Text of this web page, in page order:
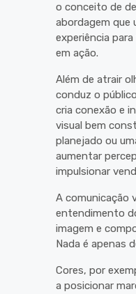
o conceito de
abordagem que
experiência
em ação.
Além de atrair
conduz o
cria conexão e
visual bem
planejado ou
aumentar
impulsionar
A comunicação
entendimento
imagem e
Nada é apenas
Cores, por
a posicionar